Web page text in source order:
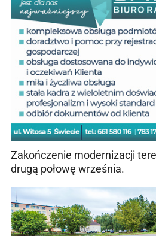
Zakończenie modernizacji
drugą połowę września.